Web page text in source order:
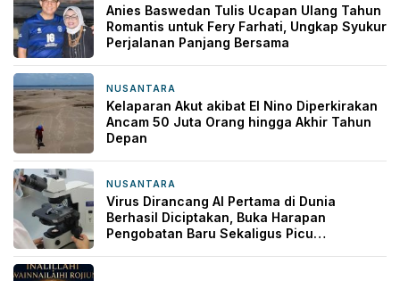
Anies Baswedan Tulis Ucapan Ulang Tahun
Romantis untuk Fery Farhati, Ungkap Syukur
Perjalanan Panjang Bersama
NUSANTARA
Kelaparan Akut akibat El Nino Diperkirakan
Ancam 50 Juta Orang hingga Akhir Tahun
Depan
NUSANTARA
Virus Dirancang AI Pertama di Dunia
Berhasil Diciptakan, Buka Harapan
Pengobatan Baru Sekaligus Picu